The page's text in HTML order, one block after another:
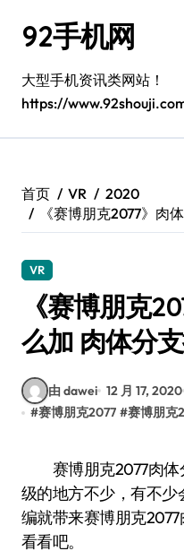
92手机网
大型手机资讯类网站！
https://
首页 VR
2020
《赛博朋克2077》肉
VR
《赛博朋克
么加 肉体分
由 dawei 12 月 17, 2020
#赛博朋克2077 #赛博朋克
赛博朋克2077肉体分支怎么加？肉体分支能升
级的地方不少，有不
编就带来赛博朋克
看看吧。